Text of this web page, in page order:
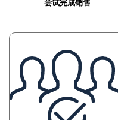
尝试完成销售